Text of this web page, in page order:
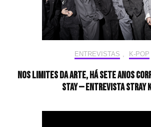
ENTREVISTAS , K-POP
Nos limites da arte, há sete anos
STAY — Entrevista Stray